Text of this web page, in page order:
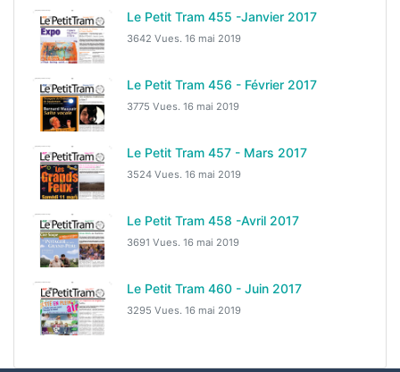
Le Petit Tram 455 -Janvier 2017
3642 Vues. 16 mai 2019
Le Petit Tram 456 - Février 2017
3775 Vues. 16 mai 2019
Le Petit Tram 457 - Mars 2017
3524 Vues. 16 mai 2019
Le Petit Tram 458 -Avril 2017
3691 Vues. 16 mai 2019
Le Petit Tram 460 - Juin 2017
3295 Vues. 16 mai 2019